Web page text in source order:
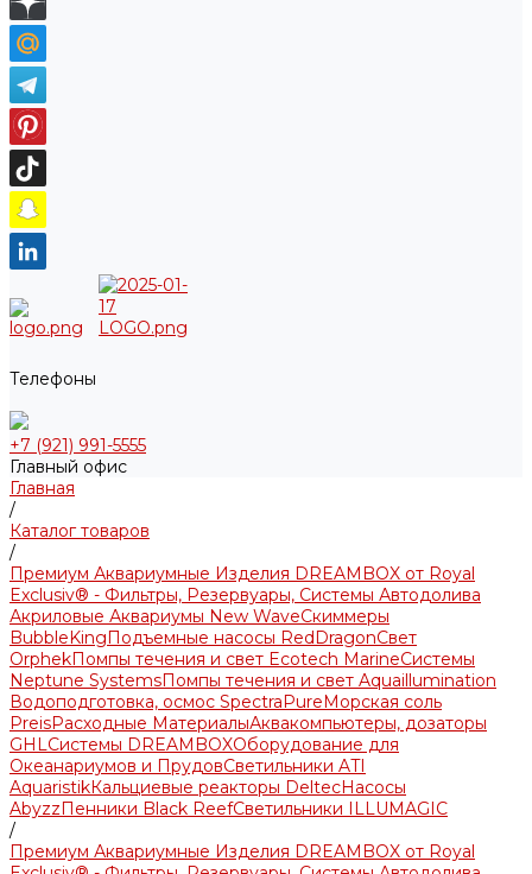
Телефоны
+7 (921) 991-5555
Главный офис
Главная
/
Каталог товаров
/
Премиум Аквариумные Изделия DREAMBOX от Royal
Exclusiv® - Фильтры, Резервуары, Системы Автодолива
Акриловые Аквариумы New WaveСкиммеры
BubbleKingПодъемные насосы RedDragonСвет
OrphekПомпы течения и свет Ecotech MarineСистемы
Neptune SystemsПомпы течения и свет Aquaillumination
Водоподготовка, осмос SpectraPureМорская соль
PreisРасходные МатериалыАквакомпьютеры, дозаторы
GHLСистемы DREAMBOXОборудование для
Океанариумов и ПрудовСветильники ATI
AquaristikКальциевые реакторы DeltecНасосы
AbyzzПенники Black ReefСветильники ILLUMAGIC
/
Премиум Аквариумные Изделия DREAMBOX от Royal